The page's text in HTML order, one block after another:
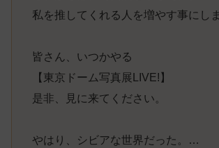
私を推してくれる人を増やす事にしま
皆さん、いつかやる
【東京ドーム写真展LIVE!】
是非、見に来てください。
やはり、シビアな世界だった。…